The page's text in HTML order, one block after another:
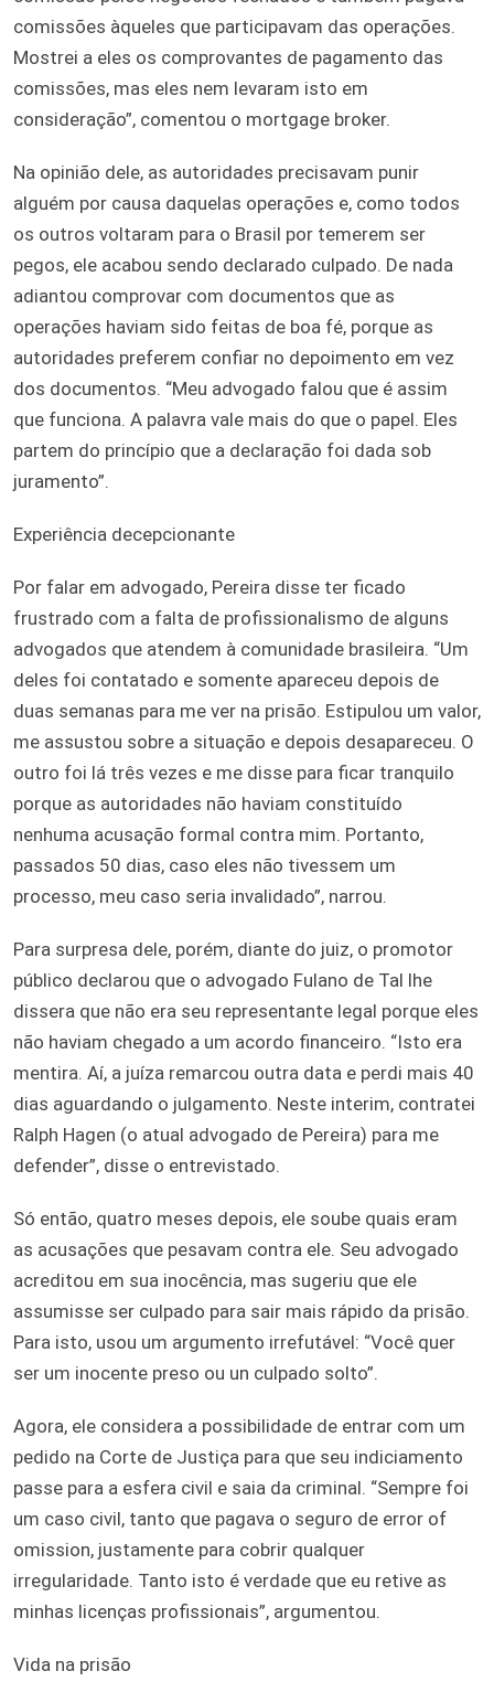
comissões àqueles que participavam das operações.
Mostrei a eles os comprovantes de pagamento das
comissões, mas eles nem levaram isto em
consideração”, comentou o mortgage broker.
Na opinião dele, as autoridades precisavam punir
alguém por causa daquelas operações e, como todos
os outros voltaram para o Brasil por temerem ser
pegos, ele acabou sendo declarado culpado. De nada
adiantou comprovar com documentos que as
operações haviam sido feitas de boa fé, porque as
autoridades preferem confiar no depoimento em vez
dos documentos. “Meu advogado falou que é assim
que funciona. A palavra vale mais do que o papel. Eles
partem do princípio que a declaração foi dada sob
juramento”.
Experiência decepcionante
Por falar em advogado, Pereira disse ter ficado
frustrado com a falta de profissionalismo de alguns
advogados que atendem à comunidade brasileira. “Um
deles foi contatado e somente apareceu depois de
duas semanas para me ver na prisão. Estipulou um valor,
me assustou sobre a situação e depois desapareceu. O
outro foi lá três vezes e me disse para ficar tranquilo
porque as autoridades não haviam constituído
nenhuma acusação formal contra mim. Portanto,
passados 50 dias, caso eles não tivessem um
processo, meu caso seria invalidado”, narrou.
Para surpresa dele, porém, diante do juiz, o promotor
público declarou que o advogado Fulano de Tal lhe
dissera que não era seu representante legal porque eles
não haviam chegado a um acordo financeiro. “Isto era
mentira. Aí, a juíza remarcou outra data e perdi mais 40
dias aguardando o julgamento. Neste interim, contratei
Ralph Hagen (o atual advogado de Pereira) para me
defender”, disse o entrevistado.
Só então, quatro meses depois, ele soube quais eram
as acusações que pesavam contra ele. Seu advogado
acreditou em sua inocência, mas sugeriu que ele
assumisse ser culpado para sair mais rápido da prisão.
Para isto, usou um argumento irrefutável: “Você quer
ser um inocente preso ou un culpado solto”.
Agora, ele considera a possibilidade de entrar com um
pedido na Corte de Justiça para que seu indiciamento
passe para a esfera civil e saia da criminal. “Sempre foi
um caso civil, tanto que pagava o seguro de error of
omission, justamente para cobrir qualquer
irregularidade. Tanto isto é verdade que eu retive as
minhas licenças profissionais”, argumentou.
Vida na prisão